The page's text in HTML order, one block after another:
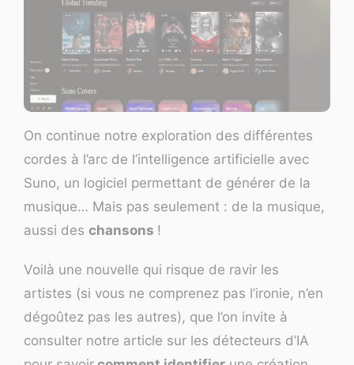
On continue notre exploration des différentes
cordes à l’arc de l’intelligence artificielle avec
Suno, un logiciel permettant de générer de la
musique… Mais pas seulement : de la musique,
aussi des chansons !
Voilà une nouvelle qui risque de ravir les
artistes (si vous ne comprenez pas l’ironie, n’en
dégoûtez pas les autres), que l’on invite à
consulter notre article sur les détecteurs d’IA